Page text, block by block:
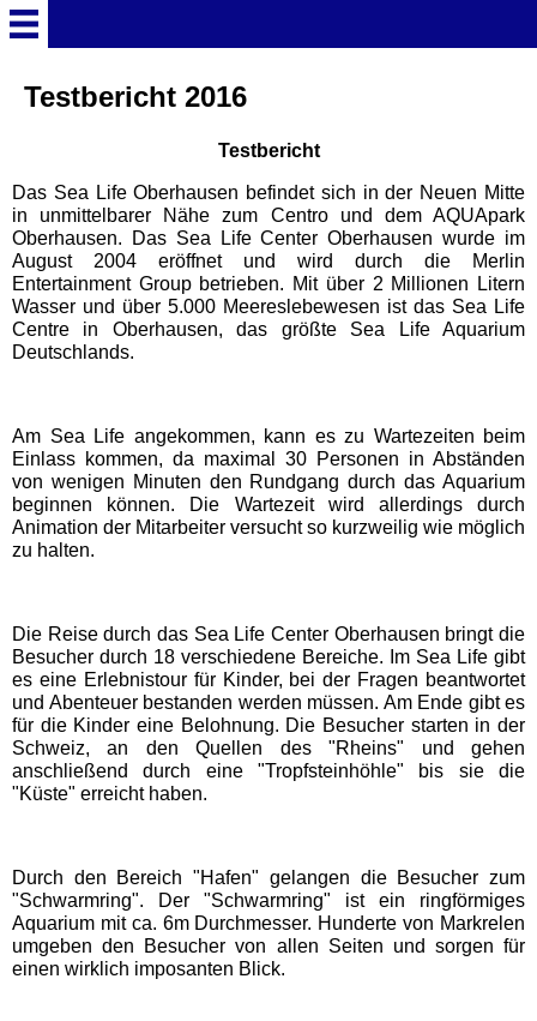
Startseite
Deutschland Überschrift
Freizeitparks
Baden-Württemberg
Freizeitparks
Europa-Park
Funny-World
Steinwasen Park
Tatzmania
Traumland auf der
Bayern Freizeitparks
Allgäu Skyline Park
Testbericht 2016
Testbericht
Das Sea Life Oberhausen befindet sich in der Neuen Mitte
in unmittelbarer Nähe zum Centro und dem AQUApark
Oberhausen. Das Sea Life Center Oberhausen wurde im
August 2004 eröffnet und wird durch die Merlin
Entertainment Group betrieben. Mit über 2 Millionen Litern
Wasser und über 5.000 Meereslebewesen ist das Sea Life
Centre in Oberhausen, das größte Sea Life Aquarium
Deutschlands.
Am Sea Life angekommen, kann es zu Wartezeiten beim
Einlass kommen, da maximal 30 Personen in Abständen
von wenigen Minuten den Rundgang durch das Aquarium
beginnen können. Die Wartezeit wird allerdings durch
Animation der Mitarbeiter versucht so kurzweilig wie möglich
zu halten.
Die Reise durch das Sea Life Center Oberhausen bringt die
Besucher durch 18 verschiedene Bereiche. Im Sea Life gibt
es eine Erlebnistour für Kinder, bei der Fragen beantwortet
und Abenteuer bestanden werden müssen. Am Ende gibt es
für die Kinder eine Belohnung. Die Besucher starten in der
Schweiz, an den Quellen des "Rheins" und gehen
anschließend durch eine "Tropfsteinhöhle" bis sie die
"Küste" erreicht haben.
Durch den Bereich "Hafen" gelangen die Besucher zum
"Schwarmring". Der "Schwarmring" ist ein ringförmiges
Aquarium mit ca. 6m Durchmesser. Hunderte von Markrelen
umgeben den Besucher von allen Seiten und sorgen für
einen wirklich imposanten Blick.